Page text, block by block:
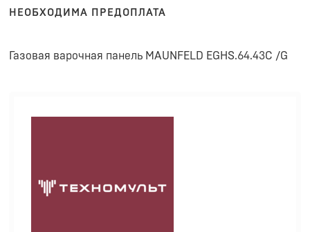
НЕОБХОДИМА ПРЕДОПЛАТА
Газовая варочная панель MAUNFELD EGHS.64.43C /G